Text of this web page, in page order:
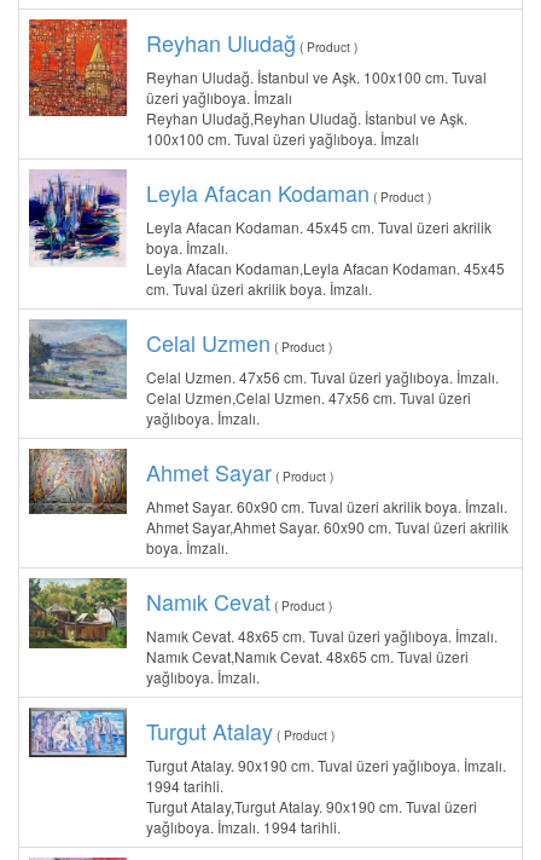
Reyhan Uludağ ( Product )
Reyhan Uludağ. İstanbul ve Aşk. 100x100 cm. Tuval
üzeri yağlıboya. İmzalı
Reyhan Uludağ,Reyhan Uludağ. İstanbul ve Aşk.
100x100 cm. Tuval üzeri yağlıboya. İmzalı
Leyla Afacan Kodaman ( Product )
Leyla Afacan Kodaman. 45x45 cm. Tuval üzeri akrilik
boya. İmzalı.
Leyla Afacan Kodaman,Leyla Afacan Kodaman. 45x45
cm. Tuval üzeri akrilik boya. İmzalı.
Celal Uzmen ( Product )
Celal Uzmen. 47x56 cm. Tuval üzeri yağlıboya. İmzalı.
Celal Uzmen,Celal Uzmen. 47x56 cm. Tuval üzeri
yağlıboya. İmzalı.
Ahmet Sayar ( Product )
Ahmet Sayar. 60x90 cm. Tuval üzeri akrilik boya. İmzalı.
Ahmet Sayar,Ahmet Sayar. 60x90 cm. Tuval üzeri akrilik
boya. İmzalı.
Namık Cevat ( Product )
Namık Cevat. 48x65 cm. Tuval üzeri yağlıboya. İmzalı.
Namık Cevat,Namık Cevat. 48x65 cm. Tuval üzeri
yağlıboya. İmzalı.
Turgut Atalay ( Product )
Turgut Atalay. 90x190 cm. Tuval üzeri yağlıboya. İmzalı.
1994 tarihli.
Turgut Atalay,Turgut Atalay. 90x190 cm. Tuval üzeri
yağlıboya. İmzalı. 1994 tarihli.